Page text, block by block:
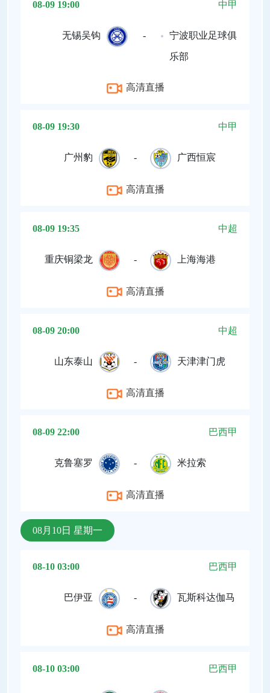
08-09 19:00 中甲
无锡吴钩 - 宁波职业足球俱
乐部
高清直播
08-09 19:30 中甲
广州豹 - 广西恒宸
高清直播
08-09 19:35 中超
重庆铜梁龙 - 上海海港
高清直播
08-09 20:00 中超
山东泰山 - 天津津门虎
高清直播
08-09 22:00 巴西甲
克鲁塞罗 - 米拉索
高清直播
08月10日 星期一
08-10 03:00 巴西甲
巴伊亚 - 瓦斯科达伽马
高清直播
08-10 03:00 巴西甲